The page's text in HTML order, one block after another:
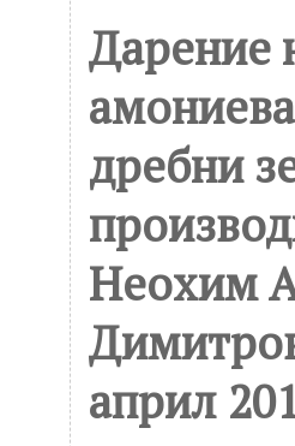
Дарение
дребни
Неохим
април